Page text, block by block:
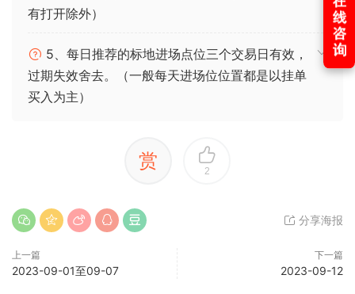
有打开除外）
5、每日推荐的标地进场点位三个交易日有效，
过期失效舍去。（一般每天进场位位置都是以挂单
买入为主）
赏 2
分享海报
上一篇
2023-09-01至09-07
下一篇
2023-09-12